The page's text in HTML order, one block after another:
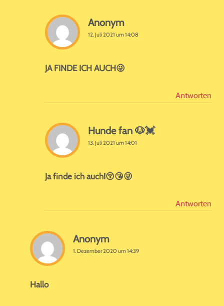
Anonym
12. Juli 2021 um 14:08
JA FINDE ICH AUCH😜
Antworten
Hunde fan 🐶💓
13. Juli 2021 um 14:01
Ja finde ich auch!😚😘😜
Antworten
Anonym
1. Dezember 2020 um 14:39
Hallo